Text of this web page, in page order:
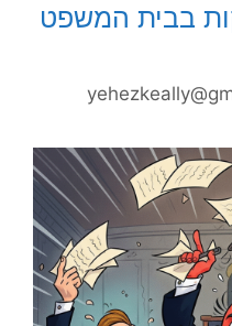
בבית המשפט